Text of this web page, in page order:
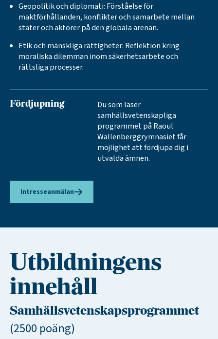
Geopolitik och diplomati: Förståelse för
maktförhållanden, konflikter och samarbete mellan
stater och aktörer på den globala arenan.
Etik och mänskliga rättigheter: Reflektion kring
moraliska dilemman inom säkerhetsarbete och
rättsliga processer.
Fördjupning
Du som läser
samhällsvetenskapliga
programmet på Raoul
Wallenberggrymnasiet får
möjlighet att fördjupa dig i
utvalda ämnen.
Intresseanmälan
Utbildningens
innehåll
Samhällsvetenskapsprogrammet
(2500 poäng)